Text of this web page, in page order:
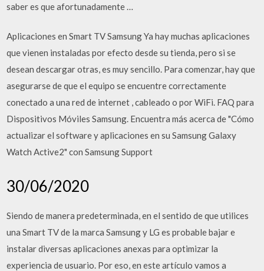
saber es que afortunadamente …
Aplicaciones en Smart TV Samsung Ya hay muchas aplicaciones
que vienen instaladas por efecto desde su tienda, pero si se
desean descargar otras, es muy sencillo. Para comenzar, hay que
asegurarse de que el equipo se encuentre correctamente
conectado a una red de internet , cableado o por WiFi. FAQ para
Dispositivos Móviles Samsung. Encuentra más acerca de "Cómo
actualizar el software y aplicaciones en su Samsung Galaxy
Watch Active2" con Samsung Support
30/06/2020
Siendo de manera predeterminada, en el sentido de que utilices
una Smart TV de la marca Samsung y LG es probable bajar e
instalar diversas aplicaciones anexas para optimizar la
experiencia de usuario. Por eso, en este artículo vamos a